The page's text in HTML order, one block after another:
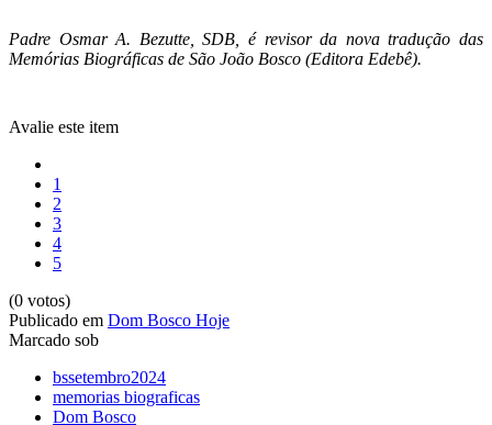
Padre Osmar A. Bezutte, SDB, é revisor da nova tradução das
Memórias Biográficas de São João Bosco (Editora Edebê).
Avalie este item
1
2
3
4
5
(0 votos)
Publicado em Dom Bosco Hoje
Marcado sob
bssetembro2024
memorias biograficas
Dom Bosco